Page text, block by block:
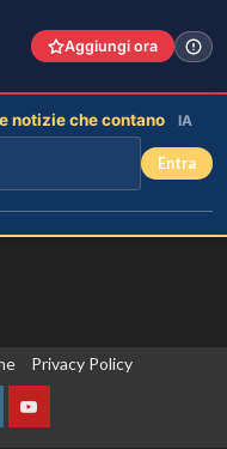
Privacy Policy
YouTube
Aggiungi ora
notizie che contano IA
Entra